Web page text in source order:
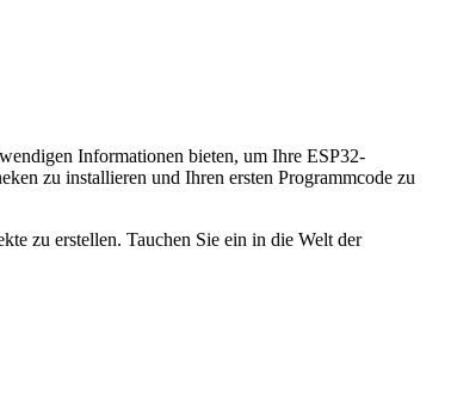
Informationen bieten, um Ihre ESP32-
zu installieren und Ihren ersten Programmcode zu
zu erstellen. Tauchen Sie ein in die Welt der